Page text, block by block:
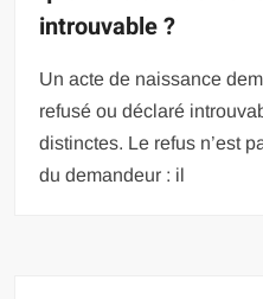
introuvable ?
Un acte de naissance
refusé ou déclaré
distinctes. Le refus n’est
du demandeur : il